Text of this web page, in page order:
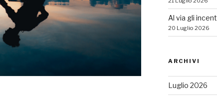
Al via gli
20 Luglio 2026
ARCHIVI
Luglio 2026